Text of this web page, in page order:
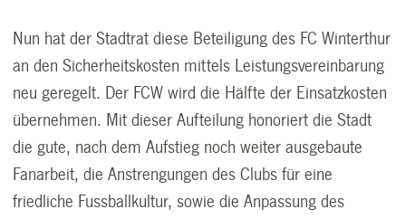
Nun hat der Stadtrat diese Beteiligung des FC Winterthur
an den Sicherheitskosten mittels Leistungsvereinbarung
neu geregelt. Der FCW wird die Hälfte der Einsatzkosten
übernehmen. Mit dieser Aufteilung honoriert die Stadt
die gute, nach dem Aufstieg noch weiter ausgebaute
Fanarbeit, die Anstrengungen des Clubs für eine
friedliche Fussballkultur, sowie die Anpassung des